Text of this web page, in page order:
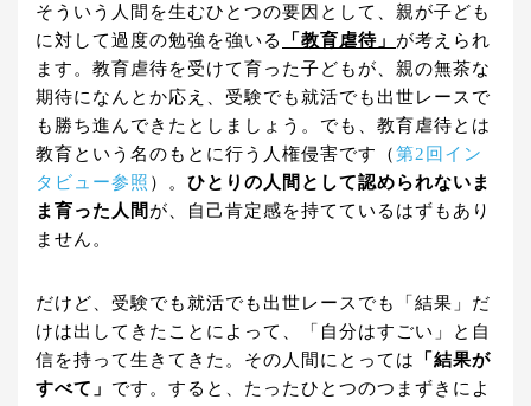
そういう人間を生むひとつの要因として、親が子ども
に対して過度の勉強を強いる
「教育虐待」 が考えられ
ます。教育虐待を受けて育った子どもが、親の無茶な
期待になんとか応え、受験でも就活でも出世レースで
も勝ち進んできたとしましょう。でも、教育虐待とは
教育という名のもとに行う人権侵害です（第2回イン
タビュー参照 ）。 ひとりの人間として認められないま
ま育った人間 が、自己肯定感を持てているはずもあり
ません。
だけど、受験でも就活でも出世レースでも「結果」だ
けは出してきたことによって、「自分はすごい」と自
信を持って生きてきた。その人間にとっては
「結果が
すべて」 です。すると、たったひとつのつまずきによ